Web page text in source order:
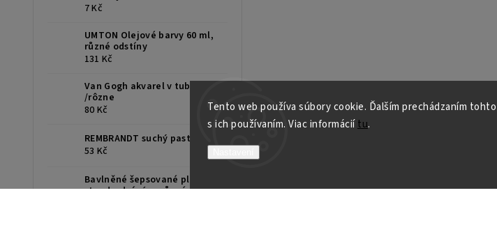
Tento web používa súbory cookie. Ďalším prechádzaním
s ich používaním. Viac informáciítu.
7 Kč
UMTON Olejové barvy 60 ml,
různé odstíny
131 Kč
Van Gogh akvarel v tube 10ml
/rôzne
80 Kč
REMBRANDT suchý pastel /ks
53 Kč
Bavlněné šepsované plátno,
standardní rám, různé rozměry